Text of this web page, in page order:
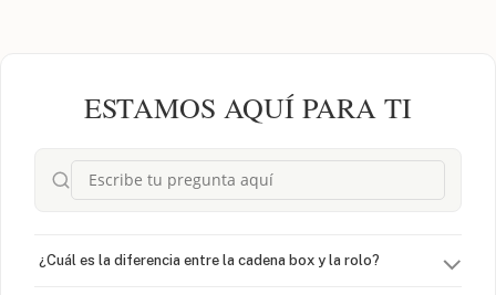
ESTAMOS AQUÍ PARA TI
¿Cuál es la diferencia entre la cadena box y la rolo?